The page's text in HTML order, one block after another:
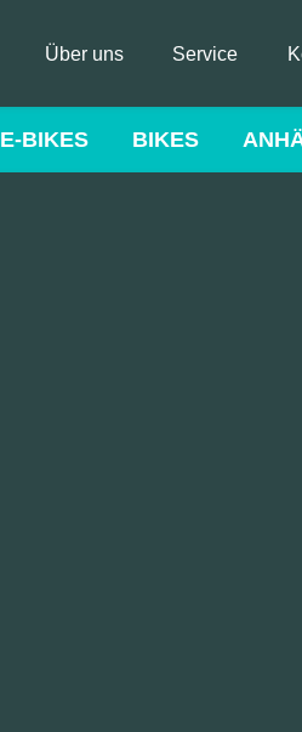
Über uns Service
E-BIKES BIKES